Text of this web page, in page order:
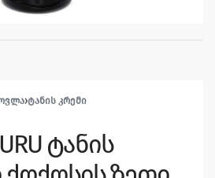
›ᲢᲐᲜᲘᲡ ᲙᲠᲔᲛᲘ
ტანის